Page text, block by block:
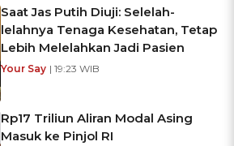
Saat Jas Putih Diuji: Selelah-
lelahnya Tenaga Kesehatan, Tetap
Lebih Melelahkan Jadi Pasien
Your Say | 19:23 WIB
Rp17 Triliun Aliran Modal Asing
Masuk ke Pinjol RI